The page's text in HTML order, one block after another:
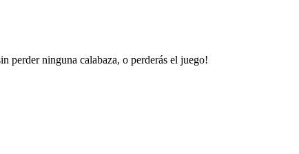
perder ninguna calabaza, o perderás el juego!